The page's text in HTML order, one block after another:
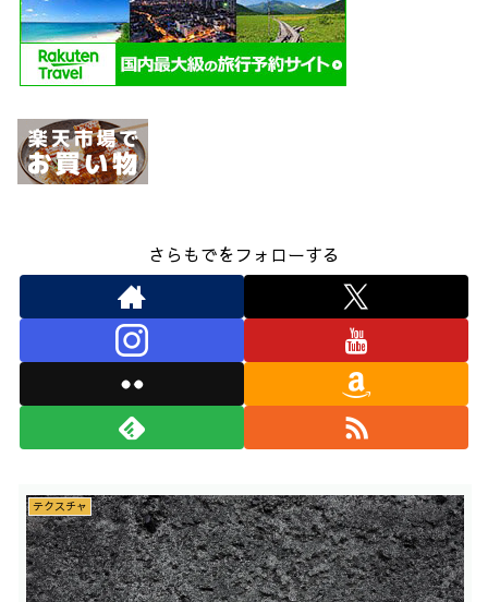
さらもでをフォローする
テクスチャ